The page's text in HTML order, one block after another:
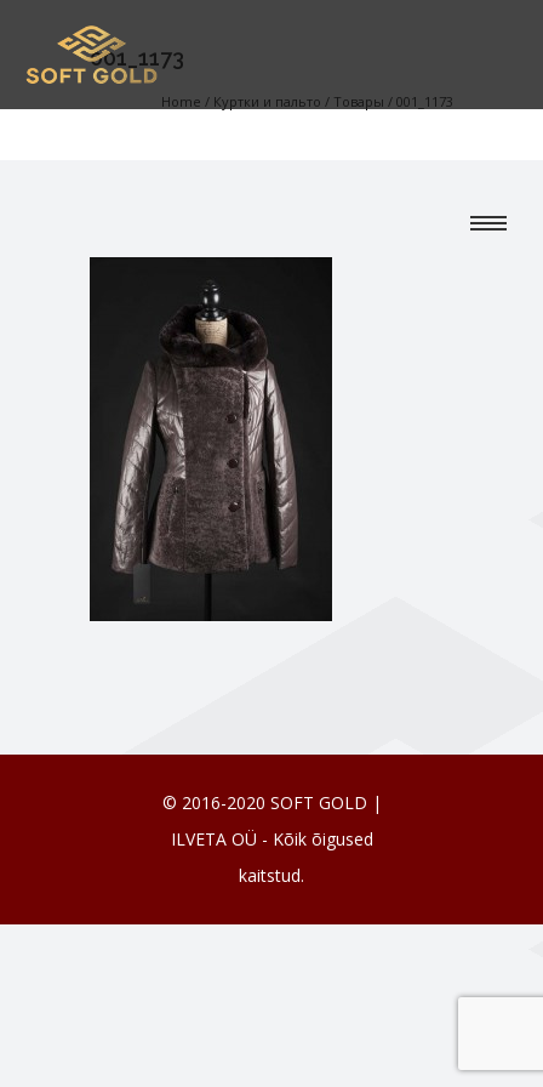
001_1173
Home / Куртки и пальто / Товары / 001_1173
© 2016-2020 SOFT GOLD |
ILVETA OÜ - Kõik õigused
kaitstud.